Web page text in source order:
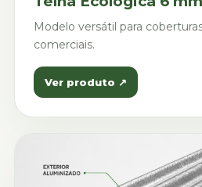
Modelo versátil para
comerciais.
Ver produto ↗